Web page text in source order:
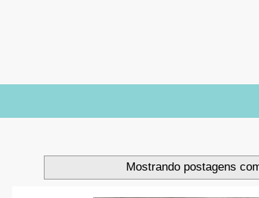
Mostrando postagens